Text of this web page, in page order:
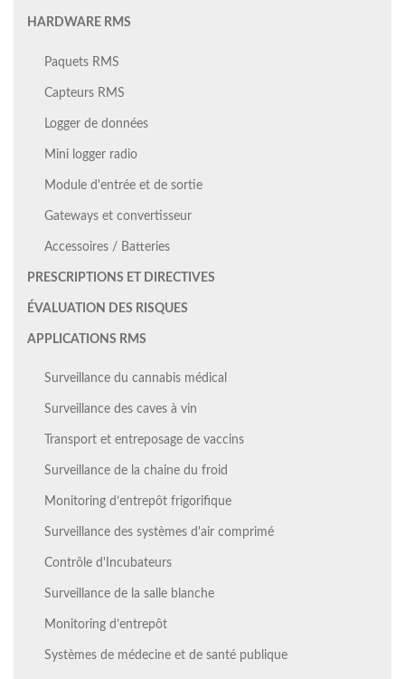
HARDWARE RMS
Paquets RMS
Capteurs RMS
Logger de données
Mini logger radio
Module d'entrée et de sortie
Gateways et convertisseur
Accessoires / Batteries
PRESCRIPTIONS ET DIRECTIVES
ÉVALUATION DES RISQUES
APPLICATIONS RMS
Surveillance du cannabis médical
Surveillance des caves à vin
Transport et entreposage de vaccins
Surveillance de la chaine du froid
Monitoring d’entrepôt frigorifique
Surveillance des systèmes d'air comprimé
Contrôle d'Incubateurs
Surveillance de la salle blanche
Monitoring d’entrepôt
Systèmes de médecine et de santé publique